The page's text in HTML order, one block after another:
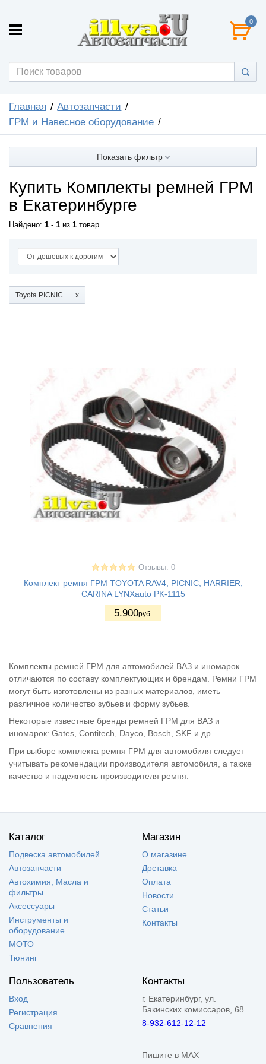
0
Главная
Автозапчасти
ГРМ и Навесное оборудование
Показать фильтр
Купить Комплекты ремней ГРМ
в Екатеринбурге
Найдено: 1 - 1 из 1 товар
Toyota PICNIC
Отзывы: 0
Комплект ремня ГРМ TOYOTA RAV4, PICNIC, HARRIER,
CARINA LYNXauto PK-1115
5.900руб.
Комплекты ремней ГРМ для автомобилей ВАЗ и иномарок
отличаются по составу комплектующих и брендам. Ремни ГРМ
могут быть изготовлены из разных материалов, иметь
различное количество зубьев и форму зубьев.
Некоторые известные бренды ремней ГРМ для ВАЗ и
иномарок: Gates, Contitech, Dayco, Bosch, SKF и др.
При выборе комплекта ремня ГРМ для автомобиля следует
учитывать рекомендации производителя автомобиля, а также
качество и надежность производителя ремня.
Каталог
Подвеска автомобилей
Автозапчасти
Автохимия, Масла и
фильтры
Аксессуары
Инструменты и
оборудование
МОТО
Тюнинг
Магазин
О магазине
Доставка
Оплата
Новости
Статьи
Контакты
Пользователь
Вход
Регистрация
Сравнения
Контакты
г. Екатеринбург, ул.
Бакинских комиссаров, 68
8-932-612-12-12
Пишите в MAX